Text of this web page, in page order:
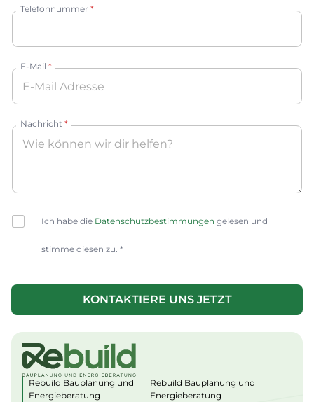
Telefonnummer *
E-Mail *
Nachricht *
C
h
s
*
Ich habe die Datenschutzbestimmungen gelesen und
stimme diesen zu. *
KONTAKTIERE UNS JETZT
lt
e
Rebuild Bauplanung und
Energieberatung
Rebuild Bauplanung und
Energieberatung